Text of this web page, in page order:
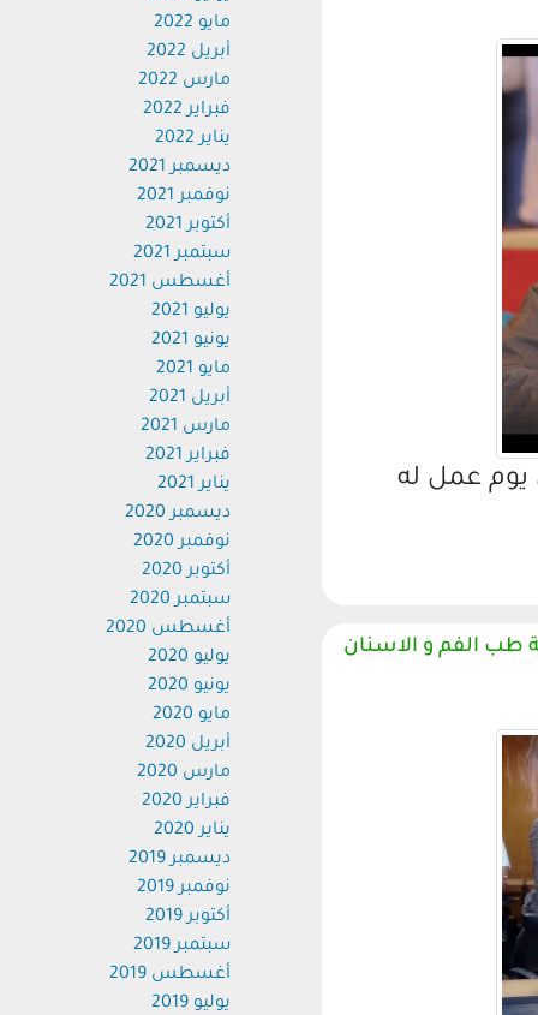
عمل له
الفم و الاسنان
مايو 2022
أبريل 2022
مارس 2022
فبراير 2022
يناير 2022
ديسمبر 2021
نوفمبر 2021
أكتوبر 2021
سبتمبر 2021
أغسطس 2021
يوليو 2021
يونيو 2021
مايو 2021
أبريل 2021
مارس 2021
فبراير 2021
يناير 2021
ديسمبر 2020
نوفمبر 2020
أكتوبر 2020
سبتمبر 2020
أغسطس 2020
يوليو 2020
يونيو 2020
مايو 2020
أبريل 2020
مارس 2020
فبراير 2020
يناير 2020
ديسمبر 2019
نوفمبر 2019
أكتوبر 2019
سبتمبر 2019
أغسطس 2019
يوليو 2019